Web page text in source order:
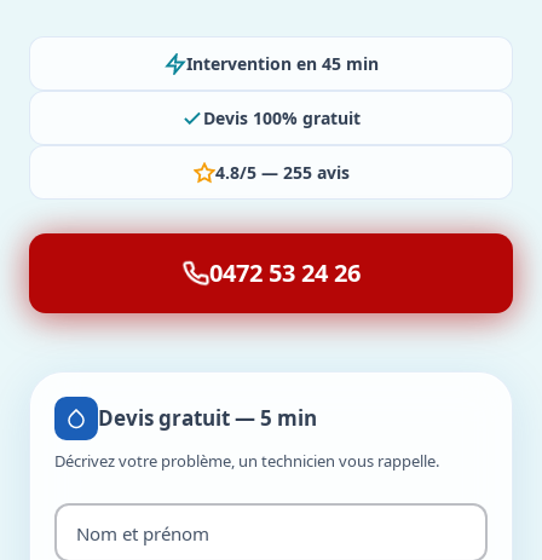
Intervention en 45 min
Devis 100% gratuit
4.8/5 — 255 avis
0472 53 24 26
Devis gratuit — 5 min
Décrivez votre problème, un technicien vous rappelle.